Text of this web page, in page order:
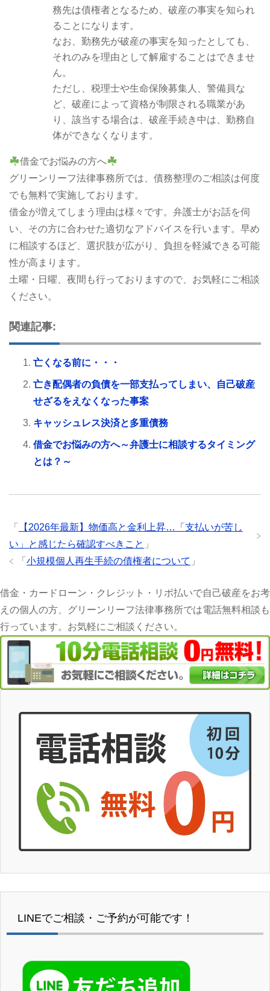
務先は債権者となるため、破産の事実を知られ
ることになります。
なお、勤務先が破産の事実を知ったとしても、
それのみを理由として解雇することはできませ
ん。
ただし、税理士や生命保険募集人、警備員な
ど、破産によって資格が制限される職業があ
り、該当する場合は、破産手続き中は、勤務自
体ができなくなります。
借金でお悩みの方へ
グリーンリーフ法律事務所では、債務整理のご相談は何度
でも無料で実施しております。
借金が増えてしまう理由は様々です。弁護士がお話を伺
い、その方に合わせた適切なアドバイスを行います。早め
に相談するほど、選択肢が広がり、負担を軽減できる可能
性が高まります。
土曜・日曜、夜間も行っておりますので、お気軽にご相談
ください。
関連記事:
亡くなる前に・・・
亡き配偶者の負債を一部支払ってしまい、自己破産
せざるをえなくなった事案
キャッシュレス決済と多重債務
借金でお悩みの方へ～弁護士に相談するタイミング
とは？～
「
【2026年最新】物価高と金利上昇…「支払いが苦し
い」と感じたら確認すべきこと 」
「 小規模個人再生手続の債権者について 」
借金・カードローン・クレジット・リボ払いで自己破産をお考
えの個人の方、グリーンリーフ法律事務所では電話無料相談も
行っています。お気軽にご相談ください。
LINEでご相談・ご予約が可能です！